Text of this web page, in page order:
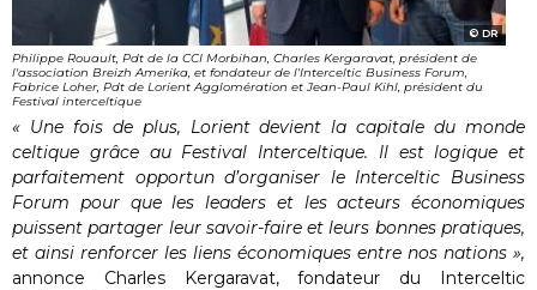
DR
Philippe Rouault, Pdt de la CCI Morbihan, Charles Kergaravat, président de
l'association Breizh Amerika, et fondateur de l'Interceltic Business Forum,
Fabrice Loher, Pdt de Lorient Agglomération et Jean-Paul Kihl, président du
Festival interceltique
« Une fois de plus, Lorient devient la capitale du monde
celtique grâce au Festival Interceltique. Il est logique et
parfaitement opportun d’organiser le Interceltic Business
Forum pour que les leaders et les acteurs économiques
puissent partager leur savoir-faire et leurs bonnes pratiques,
et ainsi renforcer les liens économiques entre nos nations »,
annonce
Charles Kergaravat, fondateur du Interceltic